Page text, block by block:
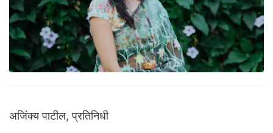
अजिंक्य पाटील, प्रतिनिधी